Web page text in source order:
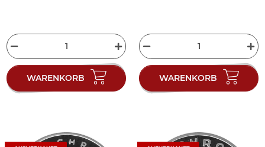
WARENKORB WARENKORB